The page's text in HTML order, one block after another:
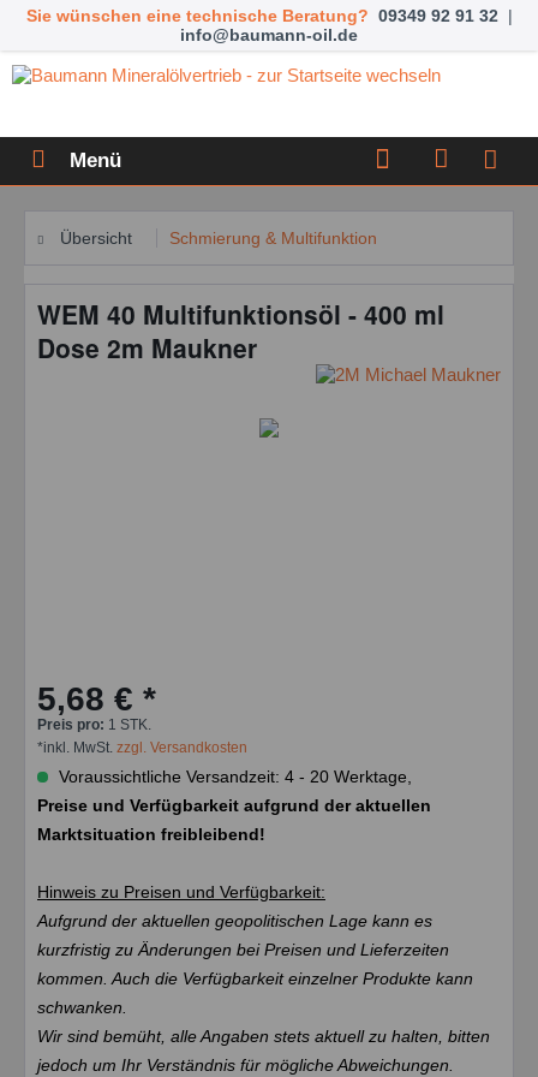
Sie wünschen eine technische Beratung? 09349 92 91 32 |
info@baumann-oil.de
Menü
Übersicht Schmierung & Multifunktion
WEM 40 Multifunktionsöl - 400 ml
Dose 2m Maukner
5,68 € *
Preis pro: 1 STK.
*inkl. MwSt. zzgl. Versandkosten
Voraussichtliche Versandzeit: 4 - 20 Werktage,
Preise und Verfügbarkeit aufgrund der aktuellen
Marktsituation freibleibend!
Hinweis zu Preisen und Verfügbarkeit:
Aufgrund der aktuellen geopolitischen Lage kann es
kurzfristig zu Änderungen bei Preisen und Lieferzeiten
kommen. Auch die Verfügbarkeit einzelner Produkte kann
schwanken.
Wir sind bemüht, alle Angaben stets aktuell zu halten, bitten
jedoch um Ihr Verständnis für mögliche Abweichungen.